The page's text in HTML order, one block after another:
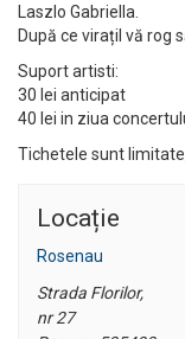
Laszlo Gabriella.
După ce virațil vă rog
Suport artisti:
30 lei anticipat
40 lei in ziua
Tichetele sunt
Locație
Rosenau
Strada Florilor,
nr 27